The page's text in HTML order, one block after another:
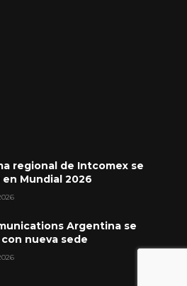
regional de Intcomex se
Mundial 2026
Argentina se
nueva sede